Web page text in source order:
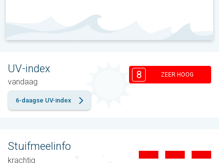
UV-index
vandaag
8 ZEER HOOG
6-daagse UV-index
Stuifmeelinfo
krachtig